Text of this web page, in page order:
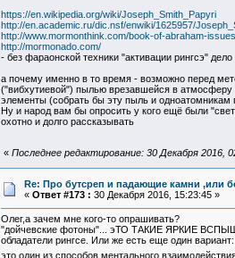
https://en.wikipedia.org/wiki/Joseph_Smith_Papyri
http://en.academic.ru/dic.nsf/enwiki/1625957/
http://www.mormonthink.com/book-of-abraham-
http://mormonado.com/
- без фараонской техники "активации рингсэ"
а почему именно в то время - возможно перед
("вибхутиевой") пылью врезавшейся в
элементы (собрать бы эту пыль и одноатомникам
Ну и народ вам бы опросить у кого ещё были
охотно и долго рассказывать
« Последнее редактирование: 30 Декабря 2016,
Re: Про бутсреп и падающие камни ,или
« Ответ #173 : 30 Декабря 2016, 15:23:45 »
Олег,а зачем мне кого-то опрашивать?
"дойчевские фотоны"... эТО ТАКИЕ ЯРКИЕ
обладатели рингсе. Или же есть еще один
это один из способов ментального